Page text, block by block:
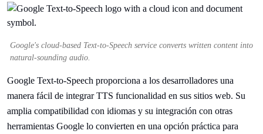
Google's cloud-based Text-to-Speech service converts written content into
natural-sounding audio.
Google Text-to-Speech proporciona a los desarrolladores una
manera fácil de integrar TTS funcionalidad en sus sitios web. Su
amplia compatibilidad con idiomas y su integración con otras
herramientas Google lo convierten en una opción práctica para